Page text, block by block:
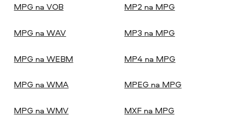
MPG na VOB
MPG na WAV
MPG na WEBM
MPG na WMA
MPG na WMV
MP2 na MPG
MP3 na MPG
MP4 na MPG
MPEG na MPG
MXF na MPG